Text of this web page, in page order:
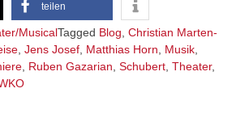
teilen
MusicalTagged Blog, Christian Marten-
, Jens Josef, Matthias Horn, Musik,
, Ruben Gazarian, Schubert, Theater,